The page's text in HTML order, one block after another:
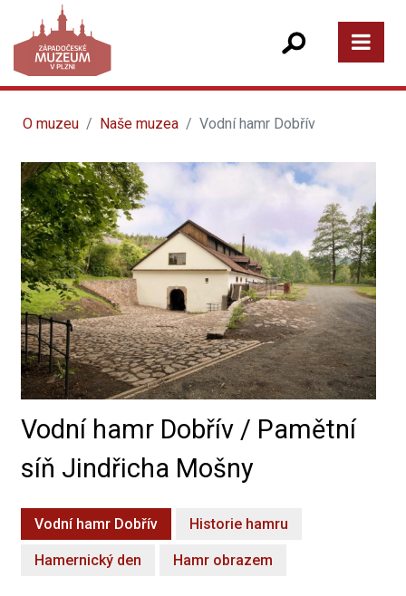
O muzeu Naše muzea Vodní hamr Dobřív
Vodní hamr Dobřív / Pamětní
síň Jindřicha Mošny
Vodní hamr Dobřív Historie hamru
Hamernický den Hamr obrazem